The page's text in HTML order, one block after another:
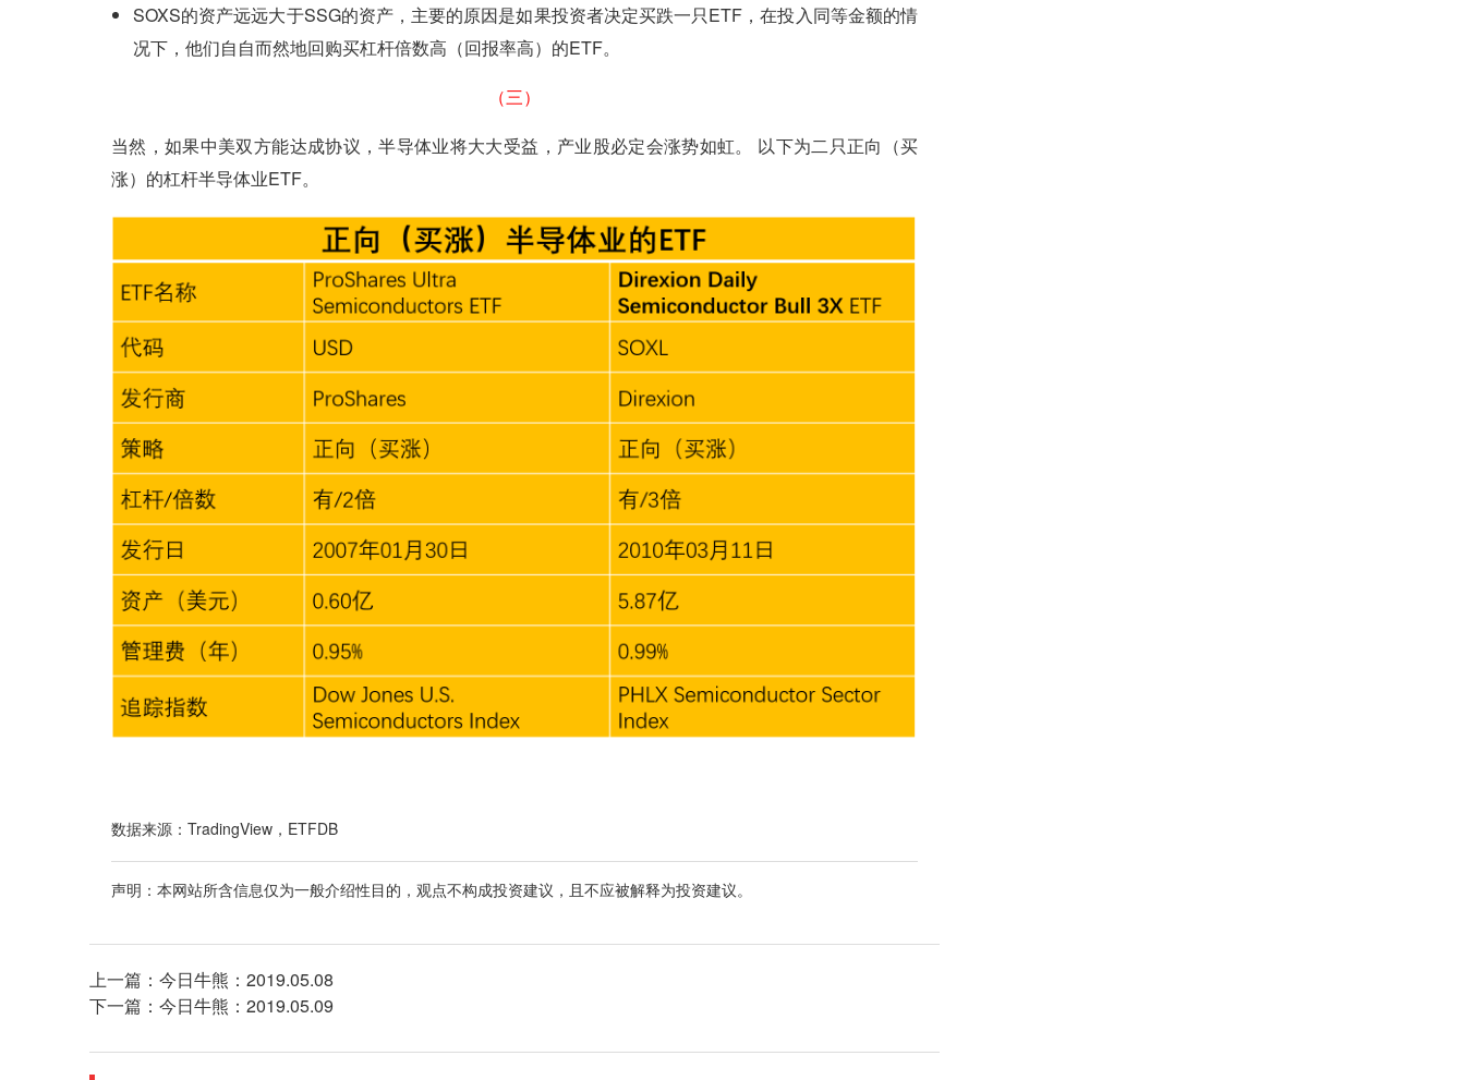
SOXS的资产远远大于SSG的资产，主要的原因是如果投资者决定买跌一只ETF，在投入同等金额的情
况下，他们自自而然地回购买杠杆倍数高（回报率高）的ETF。
（三）
当然，如果中美双方能达成协议，半导体业将大大受益，产业股必定会涨势如虹。 以下为二只正向（买
涨）的杠杆半导体业ETF。
数据来源：TradingView，ETFDB
声明：本网站所含信息仅为一般介绍性目的，观点不构成投资建议，且不应被解释为投资建议。
上一篇： 今日牛熊：2019.05.08
下一篇： 今日牛熊：2019.05.09